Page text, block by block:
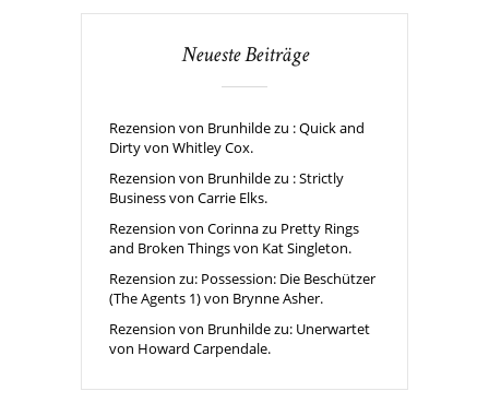
Neueste Beiträge
Rezension von Brunhilde zu : Quick and
Dirty von Whitley Cox.
Rezension von Brunhilde zu : Strictly
Business von Carrie Elks.
Rezension von Corinna zu Pretty Rings
and Broken Things von Kat Singleton.
Rezension zu: Possession: Die Beschützer
(The Agents 1) von Brynne Asher.
Rezension von Brunhilde zu: Unerwartet
von Howard Carpendale.